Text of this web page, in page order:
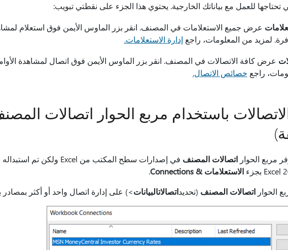
تحتاجها للعمل مع بياناتك الخارجية. يحتوي هذا الجزء على نقطتي تبويب:
عرض جميع الاستعلامات في المصنف. انقر بزر الماوس الأيمن فوق استعلام
لمزيد من المعلومات، راجع إدارة الاستعلامات.
عرض كافة الاتصالات في المصنف. انقر بزر الماوس الأيمن فوق اتصال لمشاهدة
راجع خصائص الاتصال.
باستخدام مربع الحوار اتصالات
مربع الحواراتصالات المصنف
الاستعلامات & Connections
.
الحواراتصالات المصنف (تحديداتصالاتالبيانات>) على إدارة اتصال واحد أو أكثر